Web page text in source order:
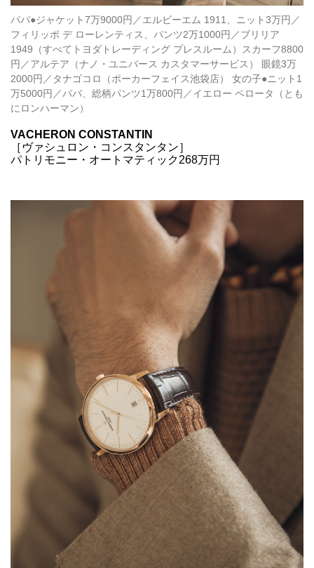
パパ●ジャケット7万9000円／エルビーエム 1911、ニット3万円／
フィリッポ デ ローレンティス、パンツ2万1000円／ブリリア
1949（すべてトヨダトレーディング プレスルーム）スカーフ8800
円／アルテア（ナノ・ユニバース カスタマーサービス） 眼鏡3万
2000円／タナゴコロ（ポーカーフェイス池袋店） 女の子●ニット1
万5000円／ババ、総柄パンツ1万800円／イエロー ペロータ（とも
にロンハーマン）
VACHERON CONSTANTIN
［ヴァシュロン・コンスタンタン］
パトリモニー・オートマティック268万円